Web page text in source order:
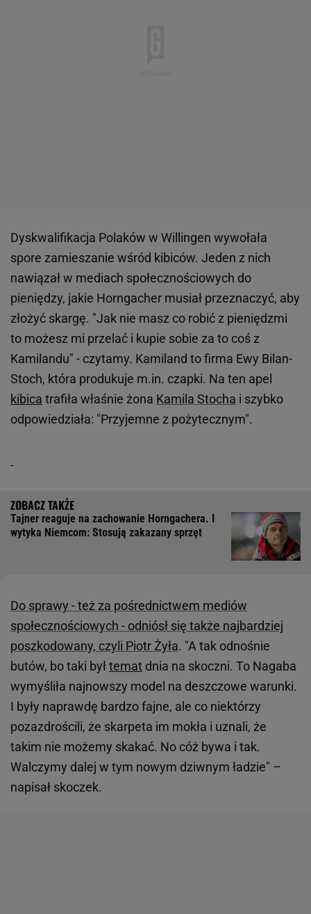
Dyskwalifikacja Polaków w Willingen wywołała
spore zamieszanie wśród kibiców. Jeden z nich
nawiązał w mediach społecznościowych do
pieniędzy, jakie Horngacher musiał przeznaczyć, aby
złożyć skargę. "Jak nie masz co robić z pieniędzmi
to możesz mi przelać i kupie sobie za to coś z
Kamilandu" - czytamy. Kamiland to firma Ewy Bilan-
Stoch, która produkuje m.in. czapki. Na ten apel
kibica trafiła właśnie żona Kamila Stocha i szybko
odpowiedziała: "Przyjemne z pożytecznym".
Tajner reaguje na zachowanie Horngachera. I
wytyka Niemcom: Stosują zakazany sprzęt
Do sprawy - też za pośrednictwem mediów
społecznościowych - odniósł się także najbardziej
poszkodowany, czyli Piotr Żyła. "A tak odnośnie
butów, bo taki byłtemat dnia na skoczni. To Nagaba
wymyśliła najnowszy model na deszczowe warunki.
I były naprawdę bardzo fajne, ale co niektórzy
pozazdrościli, że skarpeta im mokła i uznali, że
takim nie możemy skakać. No cóż bywa i tak.
Walczymy dalej w tym nowym dziwnym ładzie" –
napisał skoczek.